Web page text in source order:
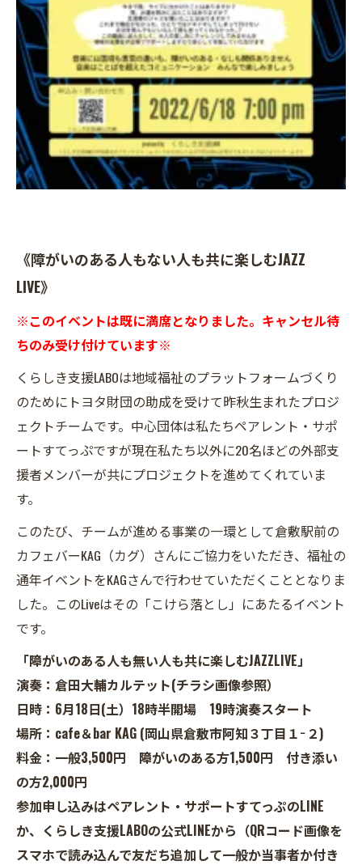
《障がいのある人もない人も共に楽しむJAZZ
LIVE》
※このイベントは既に満席となりました。キャンセル待
ちのみ受け付けています※
くらしき支援LABOは地域福祉のプラットフォームづくり
のためにトヨタ財団の助成を受けて昨秋生まれたプロジ
ェクトチームです。中心団体は私たちペアレント・サポ
ートすてっぷですが現在私たち以外に20名ほどの外部支
援者メンバーが共にプロジェクトを進めてくれていま
す。
このたび、チームが進める事業の一環として倉敷駅前の
カフェバーKAG（カグ）さんにご協力をいただき、福祉の
通年イベントをKAGさんで行わせていただくこととなりま
した。このLiveはその「こけら落とし」にあたるイベント
です。
「障がいのある人も無い人も共に楽しむJAZZLIVE」
演奏：倉田大輔カルテット(チラシ画像参照）
日時：6月18日(土）18時半開場 19時演奏スタート
場所：cafe＆bar KAG (岡山県倉敷市阿知３丁目１−２)
料金：一般3,500円 障がいのある方1,500円 付き添い
の方2,000円
参加申し込みはペアレント・サポートすてっぷのLINE
か、くらしき支援LABOの公式LINEから（QRコード画像を
スマホで読み込んで友だち追加して一般か当事者か付き